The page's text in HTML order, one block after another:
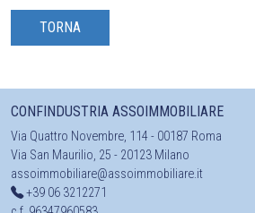
TORNA
CONFINDUSTRIA ASSOIMMOBILIARE
Via Quattro Novembre, 114 - 00187 Roma
Via San Maurilio, 25 - 20123 Milano
assoimmobiliare@assoimmobiliare.it
+39 06 3212271